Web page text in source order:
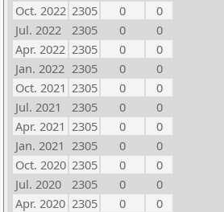
Oct. 2022 2305 0
0
Jul. 2022
2305 0
0
Apr. 2022 2305 0
0
Jan. 2022 2305 0
0
Oct. 2021 2305 0
0
Jul. 2021
2305 0
0
Apr. 2021 2305 0
0
Jan. 2021 2305 0
0
Oct. 2020 2305 0
0
Jul. 2020
2305 0
0
Apr. 2020 2305 0
0